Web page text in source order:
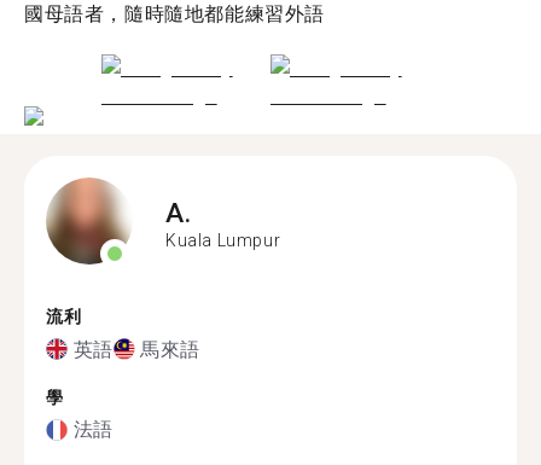
國母語者，隨時隨地都能練習外語
A.
Kuala Lumpur
流利
英語 馬來語
學
法語